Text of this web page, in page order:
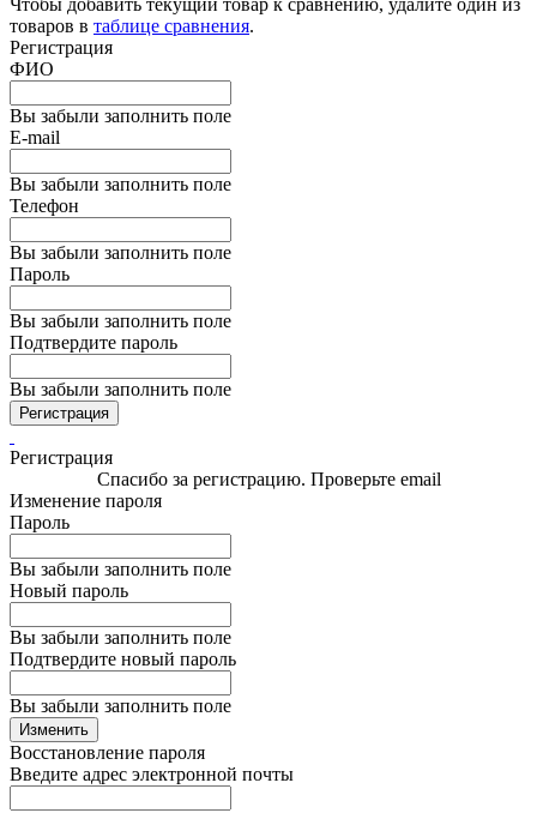
Чтобы добавить текущий товар к сравнению, удалите один из
товаров в таблице сравнения.
Регистрация
ФИО
Вы забыли заполнить поле
E-mail
Вы забыли заполнить поле
Телефон
Вы забыли заполнить поле
Пароль
Вы забыли заполнить поле
Подтвердите пароль
Вы забыли заполнить поле
Регистрация
Регистрация
Спасибо за регистрацию. Проверьте email
Изменение пароля
Пароль
Вы забыли заполнить поле
Новый пароль
Вы забыли заполнить поле
Подтвердите новый пароль
Вы забыли заполнить поле
Изменить
Восстановление пароля
Введите адрес электронной почты